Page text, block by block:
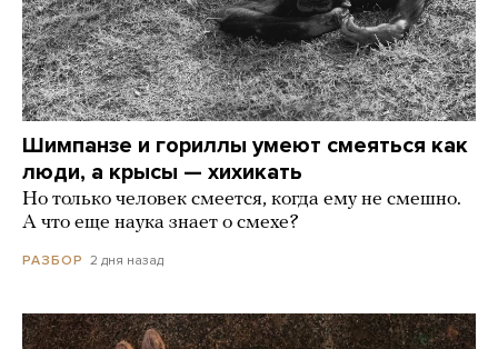
Шимпанзе и гориллы умеют смеяться как
люди, а крысы — хихикать
Но только человек смеется, когда ему не смешно.
А что еще наука знает о смехе?
РАЗБОР 2 дня назад